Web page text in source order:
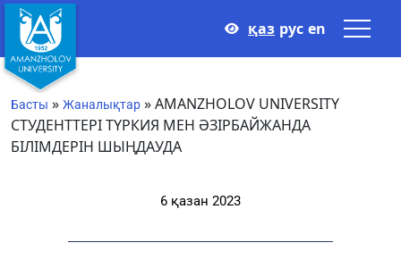
қаз рус en
Басты » Жаналықтар »AMANZHOLOV UNIVERSITY
СТУДЕНТТЕРІ ТҮРКИЯ МЕН ӘЗІРБАЙЖАНДА
БІЛІМДЕРІН ШЫҢДАУДА
6 қазан 2023